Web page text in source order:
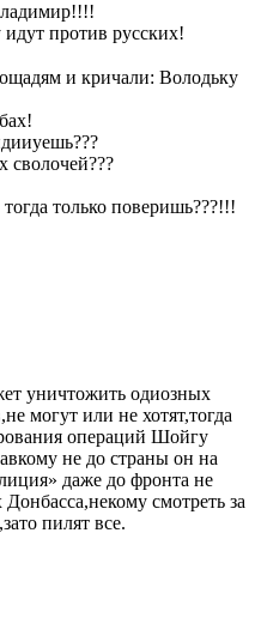
против русских!
и кричали: Володьку
сволочей???
только поверишь???!!!
уничтожить одиозных
могут или не хотят,тогда
операций Шойгу
не до страны он на
даже до фронта не
Донбасса,некому смотреть за
пилят все.